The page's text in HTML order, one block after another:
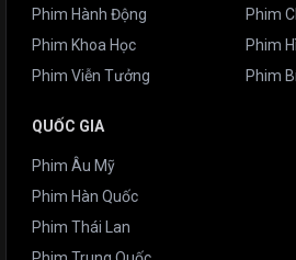
Phim Hành Động
Phim Khoa Học
Phim Viễn Tưởng
Phim
Phim
Phim
QUỐC GIA
Phim Âu Mỹ
Phim Hàn Quốc
Phim Thái Lan